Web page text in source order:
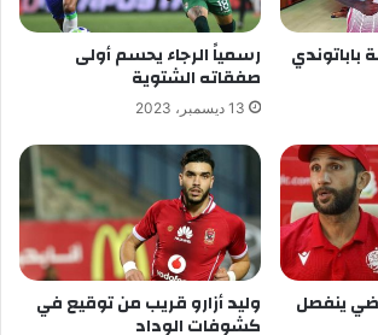
باباتوندي رسمياً الرجاء يحسم أولى
صفقاته الشتوية
13 ديسمبر، 2023
ينفصل وليد أزارو قريب من توقيع في
كشوفات الوداد